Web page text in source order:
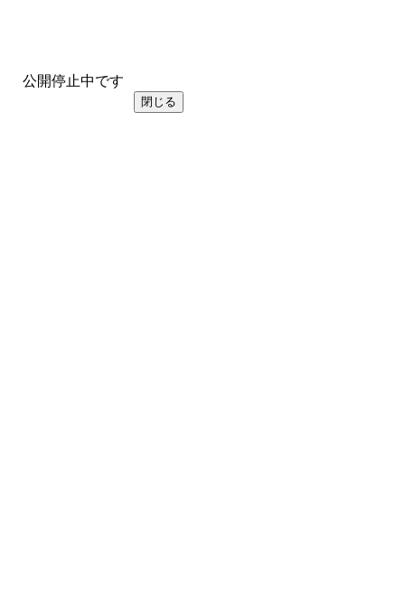
公開停止中です